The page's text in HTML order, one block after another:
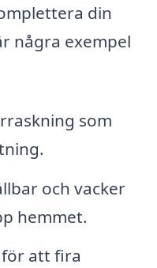
din
några exempel
som
och vacker
hemmet.
att fira